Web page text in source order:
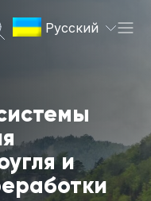
Русский
и